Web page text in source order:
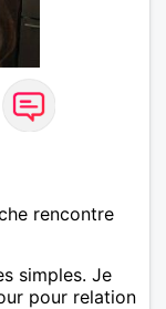
rencontre
simples. Je
pour relation